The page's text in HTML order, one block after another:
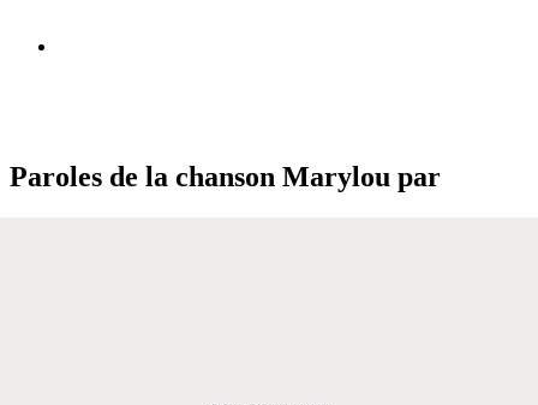
Paroles de la chanson Marylou par